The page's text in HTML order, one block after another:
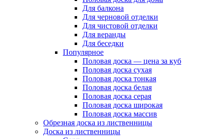
Для балкона
Для черновой отделки
Для чистовой отделки
Для веранды
Для беседки
Популярное
Половая доска — цена за куб
Половая доска сухая
Половая доска тонкая
Половая доска белая
Половая доска серая
Половая доска широкая
Половая доска массив
Обрезная доска из лиственницы
Доска из лиственницы